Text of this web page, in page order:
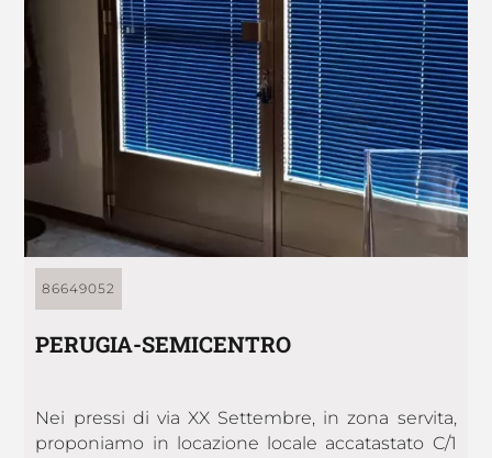
86649052
PERUGIA-SEMICENTRO
Nei pressi di via XX Settembre, in zona servita,
proponiamo in locazione locale accatastato C/1